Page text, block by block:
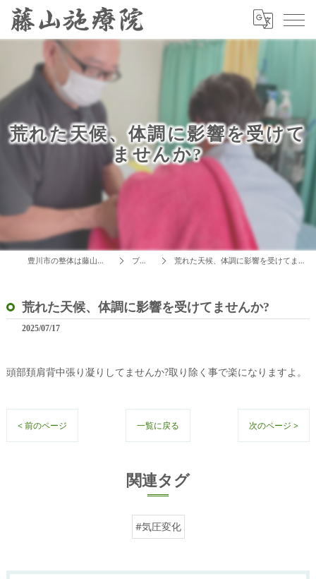
荒れた天候、体調に影響を受けて
ませんか?
豊川市の整体は藤山施療院 ブログ 荒れた天候、体調に影響を受けてませんか?
荒れた天候、体調に影響を受けてませんか?
2025/07/17
頭部頚肩背中張り凝りしてませんか?取り除く事で楽になりますよ。
< 前のページ 一覧に戻る 次のページ >
関連タグ
#気圧変化